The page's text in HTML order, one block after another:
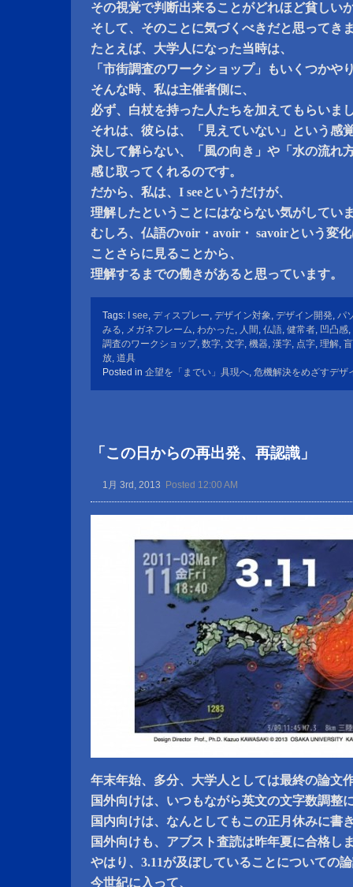
その視覚で判断出来ることがどれほど貧しい
そして、そのことに気づくべきだと思ってき
たとえば、大学人になった当時は、
「市街調査のワークショップ」もいくつかや
そんな時、私は主催者側に、
必ず、白杖を持った人たちを加えてもらいま
それは、彼らは、「見えていない」という感
決して解らない、「風の向き」や「水の流れ
感じ取ってくれるのです。
だから、私は、I seeというだけが、
理解したということにはならない気がしてい
むしろ、仏語のvoir・avoir・ savoirという変
ことさらに見ることから、
理解するまでの働きがあると思っています。
Tags: I see, ディスプレー, デザイン対象, デザイン開発, パ
みる, メガネフレーム, わかった, 人間 , 仏語, 健常者, 凹凸感,
調査のワークショップ, 数字, 文字, 機器, 漢字, 点字, 理解,
放, 道具
Posted in 企望を「までい」具現へ, 危機解決をめざすデザ
「この日からの再出発、再認識」
1月 3rd, 2013 Posted 12:00 AM
年末年始、多分、大学人としては最終の論文
国外向けは、いつもながら英文の文字数調整
国内向けは、なんとしてもこの正月休みに書
国外向けも、アブスト査読は昨年夏に合格し
やはり、3.11が及ぼしていることについての
今世紀に入って、